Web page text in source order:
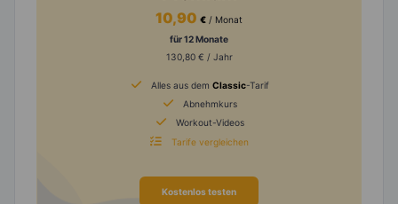
10,90 € / Monat
für 12 Monate
130,80 € / Jahr
Alles aus dem Classic-Tarif
Abnehmkurs
Workout-Videos
Tarife vergleichen
Kostenlos testen